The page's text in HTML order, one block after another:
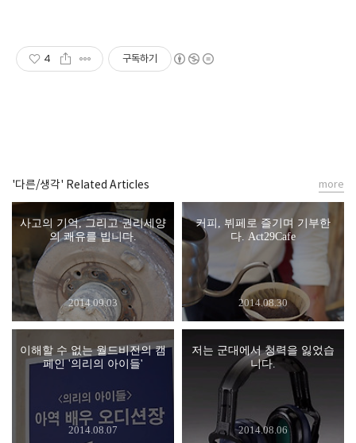
4 구독하기
'다른/생각' Related Articles
사고의 기억, 그리고 권리세양
의 쾌유를 빕니다.
2014.09.03
커피, 뷔페로 즐기며 기부한
다. Act29Cafe
2014.08.30
이해할 수 없는 월드비전의 캠
페인 '의리의 아이들'
2014.08.07
저는 군대에서 청력을 잃었습
니다.
2014.08.06
more